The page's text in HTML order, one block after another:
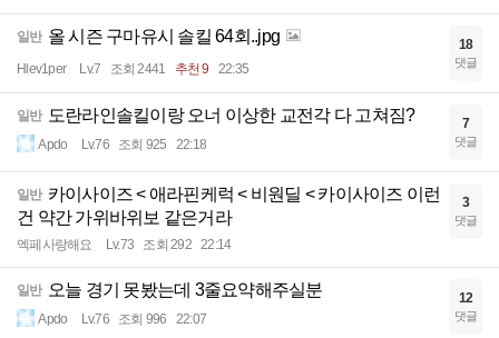
일반 올 시즌 구마유시 솔킬 64회..jpg
Hlev1per Lv.7 조회 2441 추천 9 22:35
18
댓글
일반 도란라인솔킬이랑 오너 이상한 교전각 다 고쳐짐?
Apdo Lv.76 조회 925 22:18
7
댓글
일반 카이사이즈 < 애라핀케럭 < 비원딜 < 카이사이즈 이런
건 약간 가위바위보 같은거라
엑페사랑해요 Lv.73 조회 292 22:14
3
댓글
일반 오늘 경기 못봤는데 3줄요약해주실분
Apdo Lv.76 조회 996 22:07
12
댓글